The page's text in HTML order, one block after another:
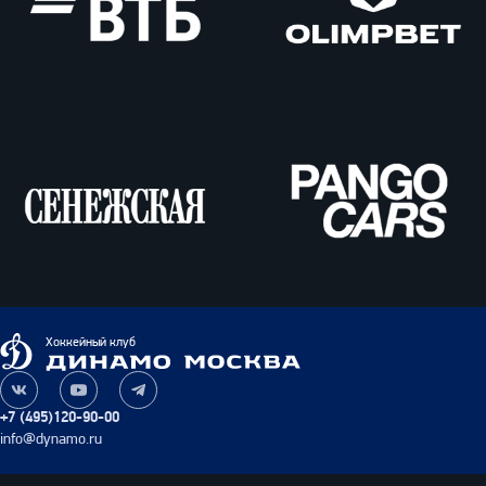
Cars
Динамо
Москва
Хоккейный клуб
+7 (495)120-90-00
info@dynamo.ru
Наша
группа
ВКонтакте
Наш
канал
на
Наш
канал